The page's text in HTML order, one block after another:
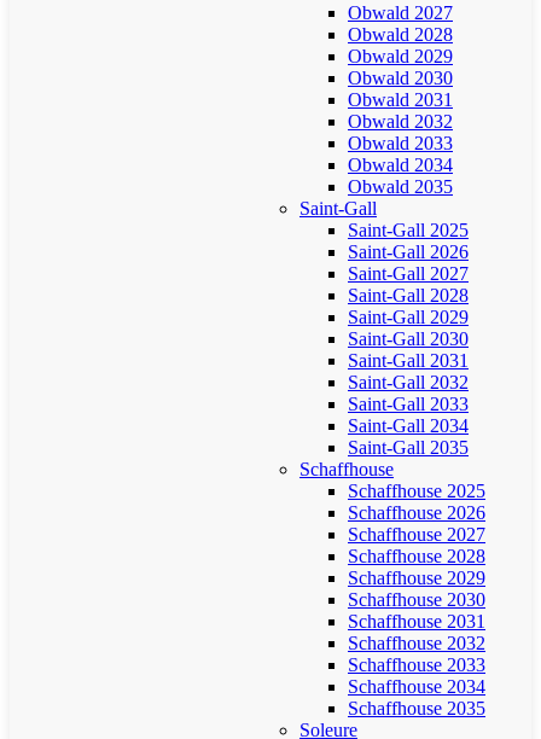
Obwald 2027
Obwald 2028
Obwald 2029
Obwald 2030
Obwald 2031
Obwald 2032
Obwald 2033
Obwald 2034
Obwald 2035
Saint-Gall
Saint-Gall 2025
Saint-Gall 2026
Saint-Gall 2027
Saint-Gall 2028
Saint-Gall 2029
Saint-Gall 2030
Saint-Gall 2031
Saint-Gall 2032
Saint-Gall 2033
Saint-Gall 2034
Saint-Gall 2035
Schaffhouse
Schaffhouse 2025
Schaffhouse 2026
Schaffhouse 2027
Schaffhouse 2028
Schaffhouse 2029
Schaffhouse 2030
Schaffhouse 2031
Schaffhouse 2032
Schaffhouse 2033
Schaffhouse 2034
Schaffhouse 2035
Soleure